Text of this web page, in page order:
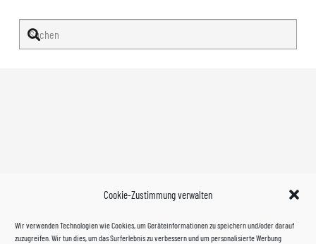
Cookie-Zustimmung verwalten
Wir verwenden Technologien wie Cookies, um Geräteinformationen zu speichern und/oder darauf
zuzugreifen. Wir tun dies, um das Surferlebnis zu verbessern und um personalisierte Werbung